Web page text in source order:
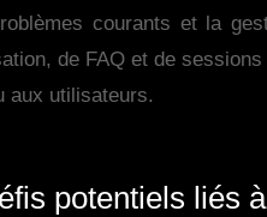
courants et la
de FAQ et de
aux utilisateurs.
potentiels liés